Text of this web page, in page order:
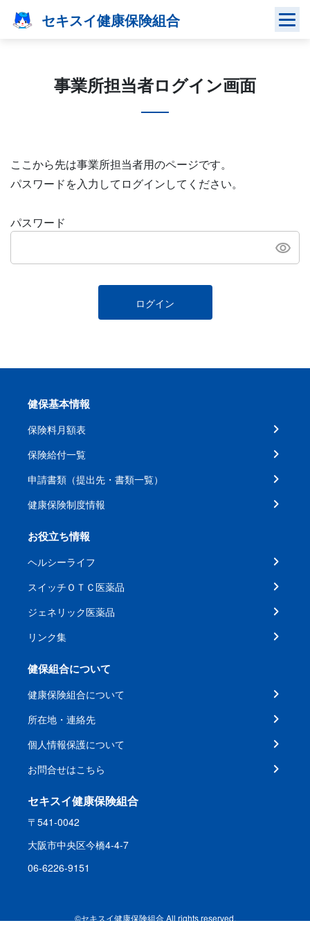
セキスイ健康保険組合
事業所担当者ログイン画面
ここから先は事業所担当者用のページです。
パスワードを入力してログインしてください。
パスワード
ログイン
健保基本情報
保険料月額表
保険給付一覧
申請書類（提出先・書類一覧）
健康保険制度情報
お役立ち情報
ヘルシーライフ
スイッチＯＴＣ医薬品
ジェネリック医薬品
リンク集
健保組合について
健康保険組合について
所在地・連絡先
個人情報保護について
お問合せはこちら
セキスイ健康保険組合
〒541-0042
大阪市中央区今橋4-4-7
06-6226-9151
©セキスイ健康保険組合 All rights reserved.